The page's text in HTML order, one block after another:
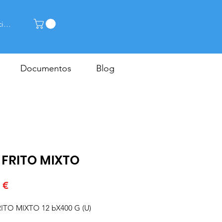
la sessió
Documentos Blog
MIXTO
€Price
MIXTO 12 bX400 G (U)